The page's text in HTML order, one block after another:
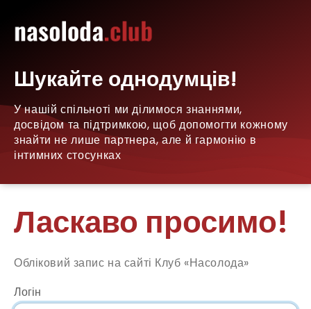
Шукайте однодумців!
У нашій спільноті ми ділимося знаннями,
досвідом та підтримкою, щоб допомогти кожному
знайти не лише партнера, але й гармонію в
інтимних стосунках
Ласкаво просимо!
Обліковий запис на сайті Клуб «Насолода»
Логін